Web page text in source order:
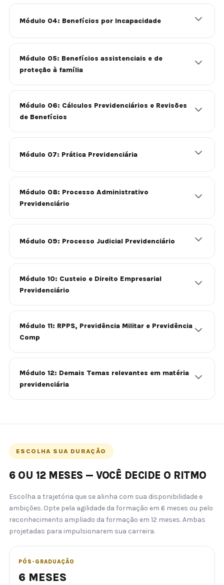
Módulo 04: Benefícios por Incapacidade
Módulo 05: Benefícios assistenciais e de
proteção à família
Módulo 06: Cálculos Previdenciários e Revisões
de Benefícios
Módulo 07: Prática Previdenciária
Módulo 08: Processo Administrativo
Previdenciário
Módulo 09: Processo Judicial Previdenciário
Módulo 10: Custeio e Direito Empresarial
Previdenciário
Módulo 11: RPPS, Previdência Militar e Previdência
Comp
Módulo 12: Demais Temas relevantes em matéria
previdenciária
ESCOLHA SUA DURAÇÃO
6 OU 12 MESES — VOCÊ DECIDE O RITMO
Escolha a trajetória que se alinha com sua disponibilidade e
ambições. Opte pela agilidade da formação em 6 meses ou pelo
reconhecimento ampliado da formação em 12 meses. Ambas
projetadas para impulsionarem sua carreira.
PÓS-GRADUAÇÃO
6 MESES